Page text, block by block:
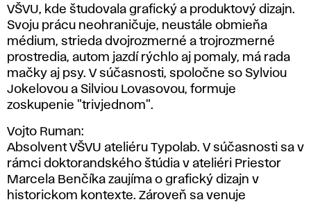
VŠVU, kde študovala grafický a produktový dizajn.
Svoju prácu neohraničuje, neustále obmieňa
médium, strieda dvojrozmerné a trojrozmerné
prostredia, autom jazdí rýchlo aj pomaly, má rada
mačky aj psy. V súčasnosti, spoločne so Sylviou
Jokelovou a Silviou Lovasovou, formuje
zoskupenie "trivjednom".
Vojto Ruman:
Absolvent VŠVU ateliéru Typolab. V súčasnosti sa v
rámci doktorandského štúdia v ateliéri Priestor
Marcela Benčíka zaujíma o grafický dizajn v
historickom kontexte. Zároveň sa venuje